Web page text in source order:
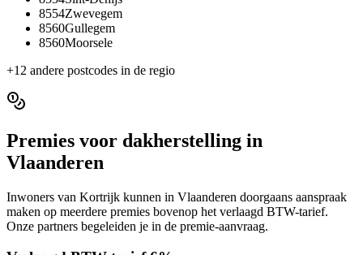
8554Zwevegem
8560Gullegem
8560Moorsele
+12 andere postcodes in de regio
Premies voor dakherstelling in
Vlaanderen
Inwoners van Kortrijk kunnen in Vlaanderen doorgaans aanspraak
maken op meerdere premies bovenop het verlaagd BTW-tarief.
Onze partners begeleiden je in de premie-aanvraag.